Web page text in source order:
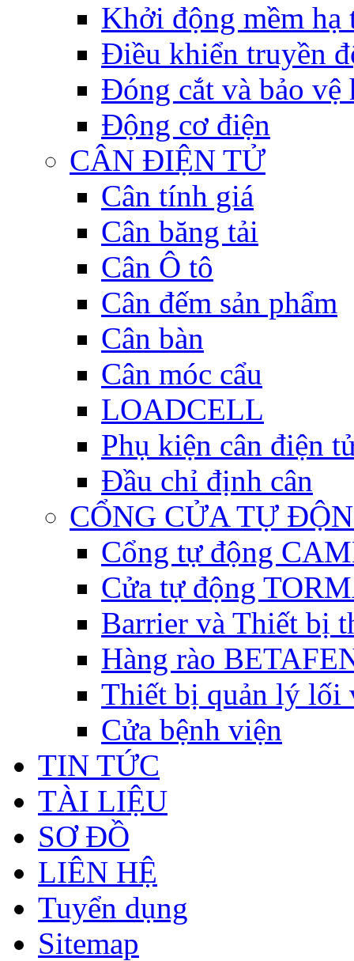
Khởi động mềm hạ
Điều khiển truyền
Đóng cắt và bảo vệ
Động cơ điện
CÂN ĐIỆN TỬ
Cân tính giá
Cân băng tải
Cân Ô tô
Cân đếm sản phẩm
Cân bàn
Cân móc cẩu
LOADCELL
Phụ kiện cân điện
Đầu chỉ định cân
CỔNG CỬA TỰ
Cổng tự động
Cửa tự động
Barrier và Thiết bị
Hàng rào
Thiết bị quản lý lối
Cửa bệnh viện
TIN TỨC
TÀI LIỆU
SƠ ĐỒ
LIÊN HỆ
Tuyển dụng
Sitemap